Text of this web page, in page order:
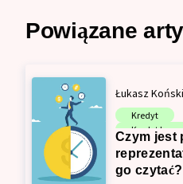
Powiązane
Łukasz Koński
Kredyt
Kredyt
Pożyczka
Czym jest
go czytać?